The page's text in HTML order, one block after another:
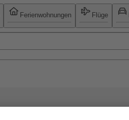
Ferienwohnungen Flüge